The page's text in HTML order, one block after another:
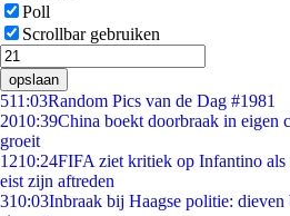
Poll
Scrollbar gebruiken
opslaan
511:03Random Pics van de Dag #1981
2010:39China boekt doorbraak in eigen
groeit
1210:24FIFA ziet kritiek op Infantino
eist zijn aftreden
310:03Inbraak bij Haagse politie: dieven